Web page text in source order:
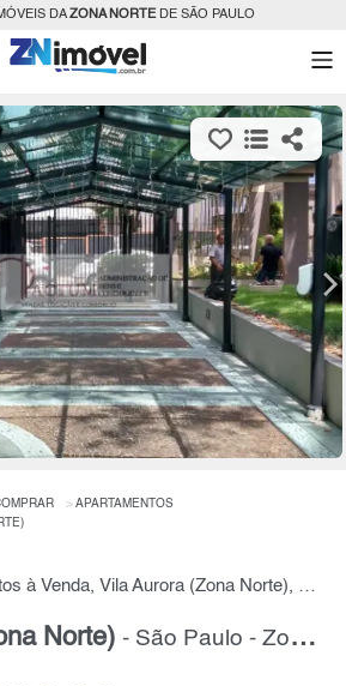
DAZONA NORTEDE SÃO PAULO
APARTAMENTOS
Apartamento, 3 Quartos à Venda, Vila Aurora (Zona Norte), 70 m² por R$ 500.000,00
Norte) - São Paulo - Zona Norte